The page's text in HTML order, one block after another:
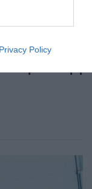
Privacy Policy
Γνωστός